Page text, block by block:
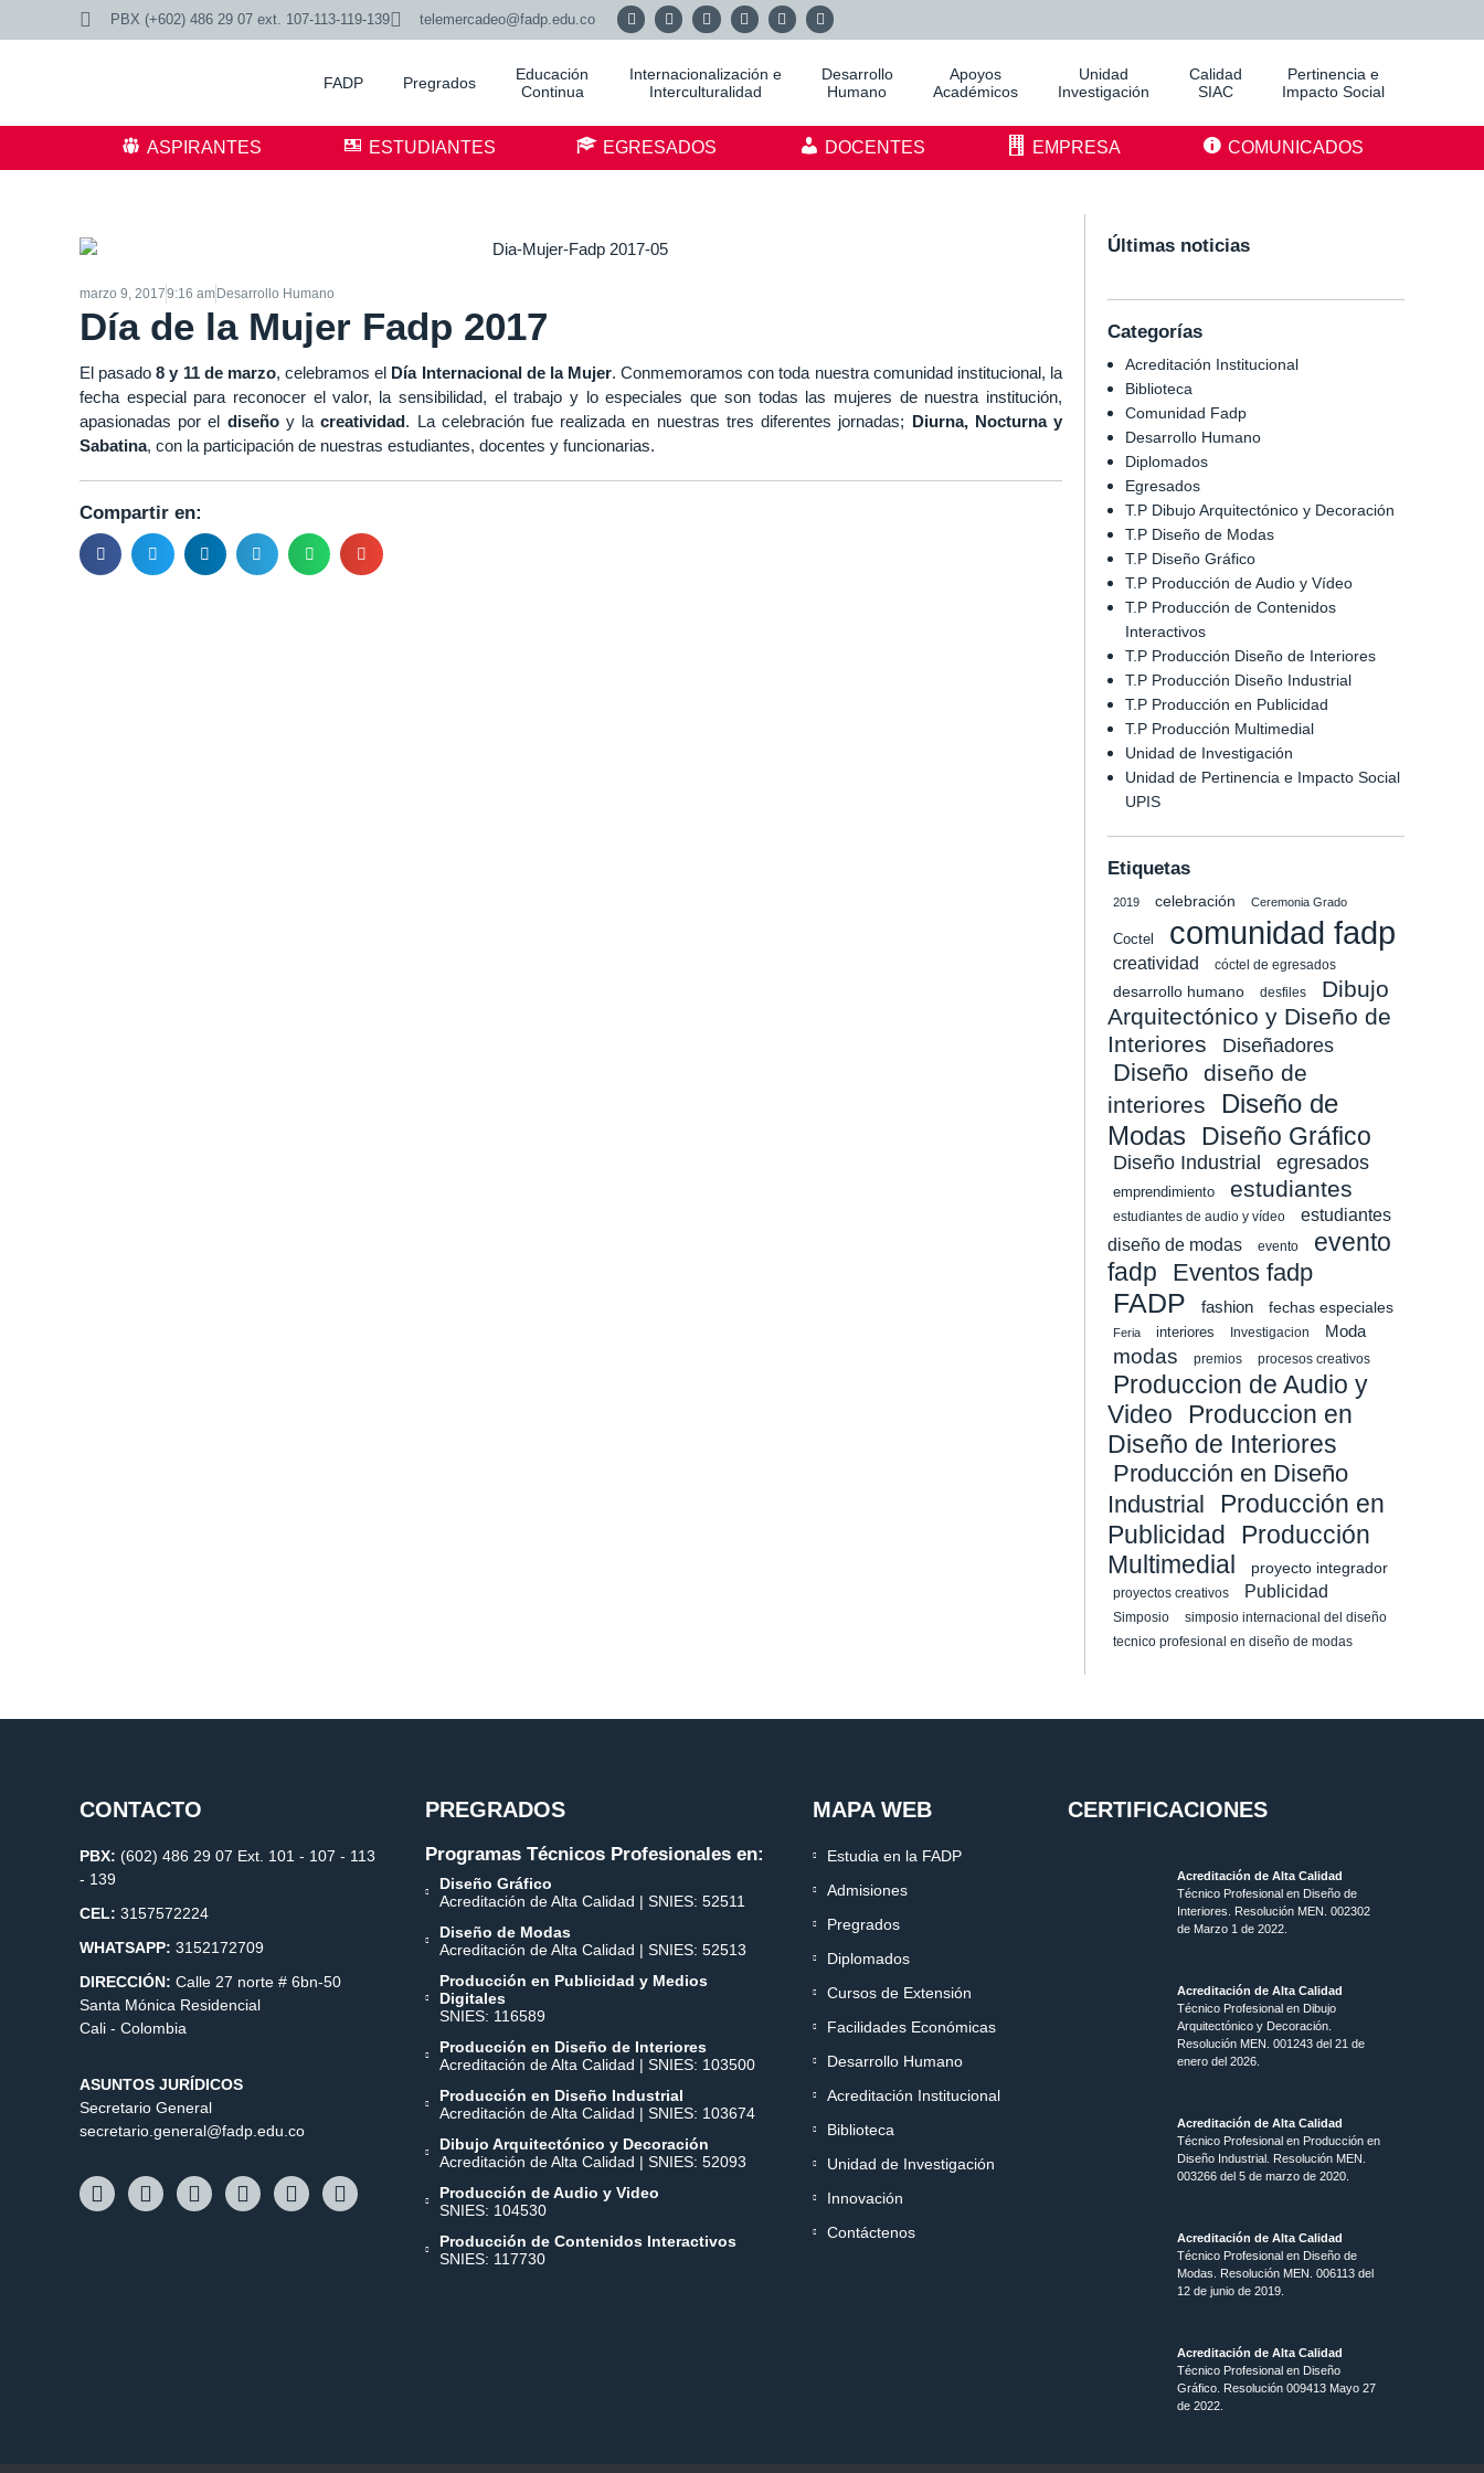
PBX (+602) 486 29 07 ext. 107-113-119-139 telemercadeo@fadp.edu.co
FADP Pregrados
Educación
Continua
Internacionalización e
Interculturalidad
Desarrollo
Humano
Apoyos
Académicos
Unidad
Investigación
Calidad
SIAC
Pertinencia e
Impacto Social
ASPIRANTES ESTUDIANTES EGRESADOS DOCENTES EMPRESA COMUNICADOS
marzo 9, 20179:16 amDesarrollo Humano
Día de la Mujer Fadp 2017
El pasado8 y 11 de marzo, celebramos el Día Internacional de la Mujer. Conmemoramos con toda nuestra comunidad institucional, la
fecha especial para reconocer el valor, la sensibilidad, el trabajo y lo especiales que son todas las mujeres de nuestra institución,
apasionadas por el diseñoy lacreatividad. La celebración fue realizada en nuestras tres diferentes jornadas; Diurna, Nocturna y
Sabatina, con la participación de nuestras estudiantes, docentes y funcionarias.
Compartir en:
Últimas noticias
Categorías
Acreditación Institucional
Biblioteca
Comunidad Fadp
Desarrollo Humano
Diplomados
Egresados
T.P Dibujo Arquitectónico y Decoración
T.P Diseño de Modas
T.P Diseño Gráfico
T.P Producción de Audio y Vídeo
T.P Producción de Contenidos
Interactivos
T.P Producción Diseño de Interiores
T.P Producción Diseño Industrial
T.P Producción en Publicidad
T.P Producción Multimedial
Unidad de Investigación
Unidad de Pertinencia e Impacto Social
UPIS
Etiquetas
2019 celebración Ceremonia Grado
Coctel comunidad fadp
creatividad cóctel de egresados
desarrollo humano desfiles
Dibujo
Arquitectónico y Diseño de
Interiores
Diseñadores
Diseño
diseño de
interiores
Diseño de
Modas Diseño Gráfico
Diseño Industrial egresados
emprendimiento estudiantes
estudiantes de audio y vídeo
estudiantes
diseño de modas
evento
evento
fadp
Eventos fadp
FADP fashion fechas especiales
Feria interiores Investigacion Moda
modas premios procesos creativos
Produccion de Audio y
Video
Produccion en
Diseño de Interiores
Producción en Diseño
Industrial
Producción en
Publicidad
Producción
Multimedial
proyecto integrador
proyectos creativos Publicidad
Simposio simposio internacional del diseño
tecnico profesional en diseño de modas
CONTACTO
PBX: (602) 486 29 07 Ext. 101 - 107 - 113
- 139
CEL: 3157572224
WHATSAPP: 3152172709
DIRECCIÓN: Calle 27 norte # 6bn-50
Santa Mónica Residencial
Cali - Colombia
ASUNTOS JURÍDICOS
Secretario General
secretario.general@fadp.edu.co
PREGRADOS
Programas Técnicos Profesionales en:
Diseño Gráfico
Acreditación de Alta Calidad | SNIES: 52511
Diseño de Modas
Acreditación de Alta Calidad | SNIES: 52513
Producción en Publicidad y Medios
Digitales
SNIES: 116589
Producción en Diseño de Interiores
Acreditación de Alta Calidad | SNIES: 103500
Producción en Diseño Industrial
Acreditación de Alta Calidad | SNIES: 103674
Dibujo Arquitectónico y Decoración
Acreditación de Alta Calidad | SNIES: 52093
Producción de Audio y Video
SNIES: 104530
Producción de Contenidos Interactivos
SNIES: 117730
MAPA WEB
Estudia en la FADP
Admisiones
Pregrados
Diplomados
Cursos de Extensión
Facilidades Económicas
Desarrollo Humano
Acreditación Institucional
Biblioteca
Unidad de Investigación
Innovación
Contáctenos
CERTIFICACIONES
Acreditación de Alta Calidad
Técnico Profesional en Diseño de
Interiores. Resolución MEN. 002302
de Marzo 1 de 2022.
Acreditación de Alta Calidad
Técnico Profesional en Dibujo
Arquitectónico y Decoración.
Resolución MEN.001243 del 21 de
enero del 2026.
Acreditación de Alta Calidad
Técnico Profesional en Producción en
Diseño Industrial. Resolución MEN.
003266 del 5 de marzo de 2020.
Acreditación de Alta Calidad
Técnico Profesional en Diseño de
Modas. Resolución MEN. 006113 del
12 de junio de 2019.
Acreditación de Alta Calidad
Técnico Profesional en Diseño
Gráfico. Resolución 009413 Mayo 27
de 2022.